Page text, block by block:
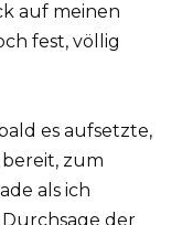
auf meinen
fest, völlig
es aufsetzte,
zum
als ich
der